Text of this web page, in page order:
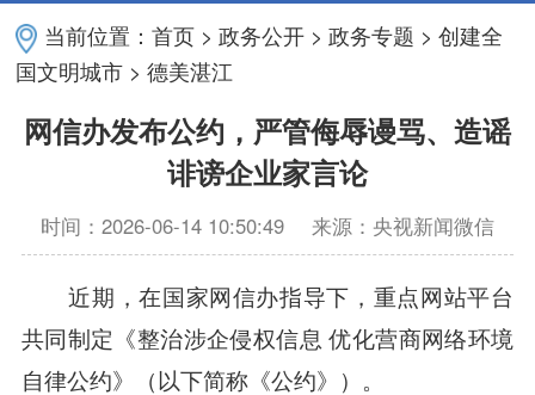
当前位置：首页 >政务公开 >政务专题 >创建全
国文明城市 >德美湛江
网信办发布公约，严管侮辱谩骂、造谣
诽谤企业家言论
时间：2026-06-14 10:50:49 来源：央视新闻微信
近期，在国家网信办指导下，重点网站平台
共同制定《整治涉企侵权信息 优化营商网络环境
自律公约》（以下简称《公约》）。